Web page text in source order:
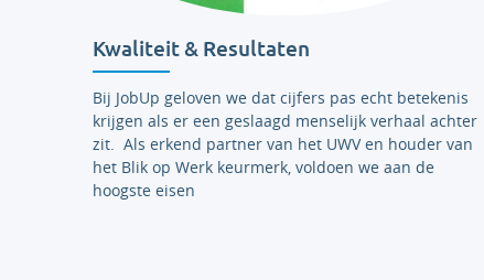
Kwaliteit & Resultaten
Bij JobUp geloven we dat cijfers pas echt betekenis
krijgen als er een geslaagd menselijk verhaal achter
zit. Als erkend partner van het UWV en houder van
het Blik op Werk keurmerk, voldoen we aan de
hoogste eisen